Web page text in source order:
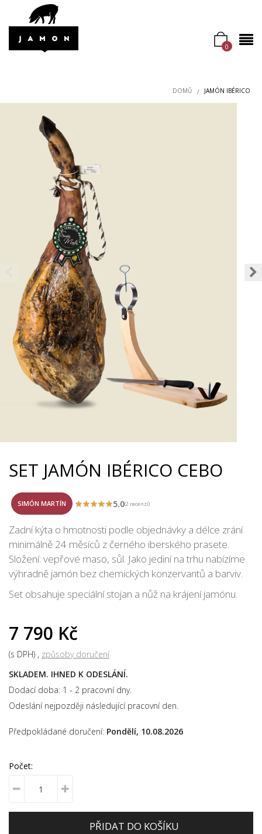
0
DOMŮ JAMÓN IBÉRICO
SET JAMÓN IBÉRICO CEBO
SIMÓN MARTÍN 5.0(2 recenzí)
Zadní kýta o hmotnosti podle objednávky a délce zrání
minimálně 24 měsíců z černého iberského prasete.
Složení: vepřové maso, sůl. Jako jediní na trhu nabízíme
výhradně jamón bez chemických konzervantů a barviv.
Set obsahuje speciální stojan a nůž na krájení jamónu.
7 790 Kč
(s DPH)
způsoby doručení
SKLADEM. IHNED K ODESLÁNÍ.
Dodací doba: 1 - 2 pracovní dny.
Odeslání nejpozději následující pracovní den.
Předpokládané doručení: Pondělí, 10.08.2026
Počet:
PŘIDAT DO KOŠÍKU